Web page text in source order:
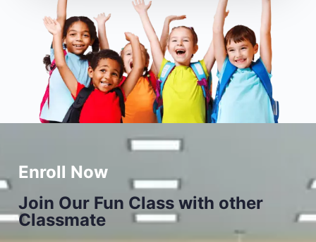
Enroll Now
Join Our Fun Class with other
Classmate